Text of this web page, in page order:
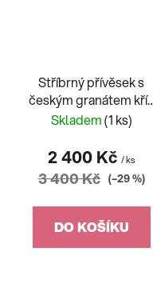
Stříbrný přívěsek s
českým granátem kříž
prázdný
Skladem(1 ks)
2 400 Kč / ks
3 400 Kč (–29 %)
DO KOŠÍKU